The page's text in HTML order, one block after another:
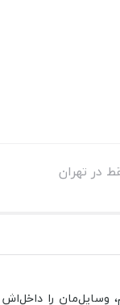
در تهران
را